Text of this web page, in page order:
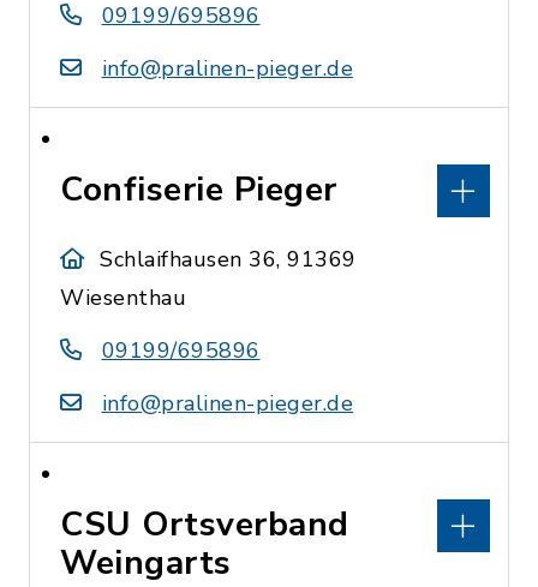
09199/695896
info@pralinen-pieger.de
Confiserie Pieger
Schlaifhausen 36, 91369
Wiesenthau
09199/695896
info@pralinen-pieger.de
CSU Ortsverband
Weingarts